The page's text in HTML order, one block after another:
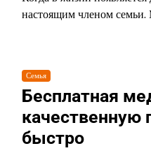
настоящим членом
Семья
Бесплатная
качественную
быстро